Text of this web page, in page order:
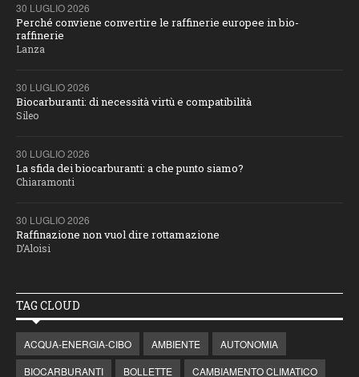
30 LUGLIO 2026
Perché conviene convertire le raffinerie europee in bio-
raffinerie
Lanza
30 LUGLIO 2026
Biocarburanti: di necessità virtù e compatibilità
Sileo
30 LUGLIO 2026
La sfida dei biocarburanti: a che punto siamo?
Chiaramonti
30 LUGLIO 2026
Raffinazione non vuol dire rottamazione
D’Aloisi
TAG CLOUD
ACQUA-ENERGIA-CIBO AMBIENTE
AUTONOMIA
BIOCARBURANTI
BOLLETTE CAMBIAMENTO CLIMATICO